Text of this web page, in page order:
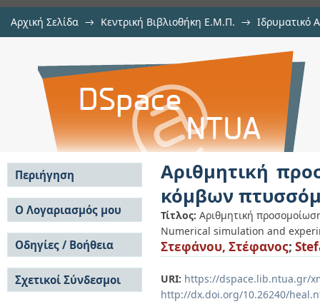
Αρχική Σελίδα → Κεντρική Βιβλιοθήκη Ε.Μ.Π. → Ιδρυματικό
Αριθμητική προσομοίωση
πτυσσόμενων κατασκευών
Αριθμητική
κόμβων
Τίτλος: Αριθμητική
Numerical simulation and
Στεφάνου, Στέφανος;
URI: https://dspace.lib.ntua.gr/
http://dx.doi.org/10.26240/
Περιήγηση
Σε όλο το DSpace
Κοινότητες & Συλλογές
Ανά Ημερομηνία
Έκδοσης
Συγγραφείς
Τίτλοι
Θέματα
Ο Λογαριασμός μου
Σύνδεση
Εγγραφή
Οδηγίες / Βοήθεια
Οδηγίες Υποβολής
Οδηγίες Χρήσης ΙΑ
Συχνές Ερωτήσεις
Σχετικοί Σύνδεσμοι